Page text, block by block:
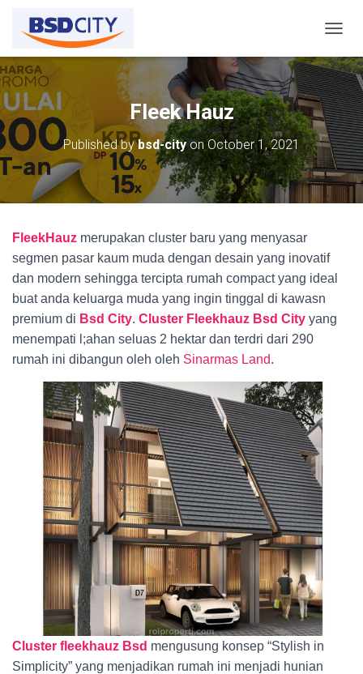
O
G
G
L
E
N
A
V
I
N
Fleek Hauz
Published bybsd-cityonOctober 1, 2021
FleekHauz merupakan cluster baru yang menyasar
segmen pasar kaum muda dengan desain yang inovatif
dan modern sehingga tercipta rumah compact yang ideal
buat anda keluarga muda yang ingin tinggal di kawasn
premium di Bsd City. Cluster Fleekhauz Bsd City yang
menempati l;ahan seluas 2 hektar dan terdri dari 290
rumah ini dibangun oleh oleh Sinarmas Land.
Cluster fleekhauz Bsd mengusung konsep “Stylish in
Simplicity” yang menjadikan rumah ini menjadi hunian